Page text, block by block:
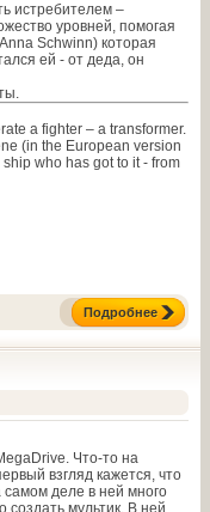
истребителем –
уровней, помогая
Schwinn) которая
ей - от деда, он
a fighter – a transformer.
(in the European version
who has got to it - from
Подробнее
Что-то на
взгляд кажется, что
деле в ней много
мультик. В ней